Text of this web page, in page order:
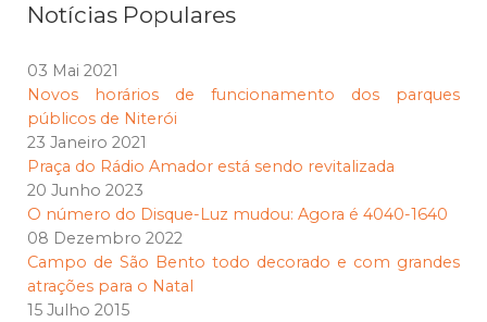
Notícias Populares
03 Mai 2021
Novos horários de funcionamento dos parques
públicos de Niterói
23 Janeiro 2021
Praça do Rádio Amador está sendo revitalizada
20 Junho 2023
O número do Disque-Luz mudou: Agora é 4040-1640
08 Dezembro 2022
Campo de São Bento todo decorado e com grandes
atrações para o Natal
15 Julho 2015